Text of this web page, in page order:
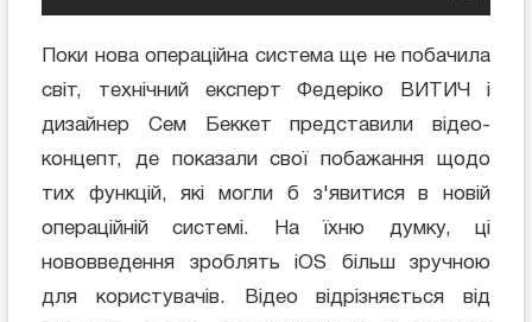
Поки нова операційна система ще не побачила
світ, технічний експерт Федеріко ВИТИЧ і
дизайнер Сем Беккет представили відео-
концепт, де показали свої побажання щодо
тих функцій, які могли б з'явитися в новій
операційній системі. На їхню думку, ці
нововведення зроблять iOS більш зручною
для користувачів. Відео відрізняється від